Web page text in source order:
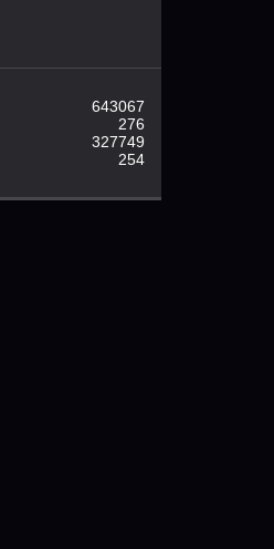
643067
276
327749
254